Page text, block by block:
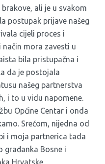
ali je u svakom
postupak prijave našeg
cijeli proces i
mora zavesti u
bila pristupačna i
da je postojala
našeg partnerstva
i to u vidu napomene.
Općine Centar i onda
Srećom, nijedna od
i moja partnerica tada
građanka Bosne i
Hrvatske.